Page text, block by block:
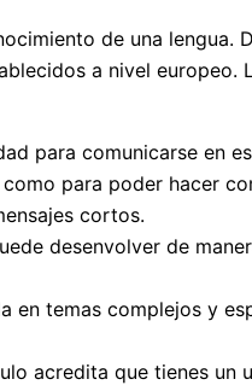
de una
a nivel europeo.
para comunicarse en
para poder hacer
cortos.
desenvolver de
temas complejos y
acredita que tienes